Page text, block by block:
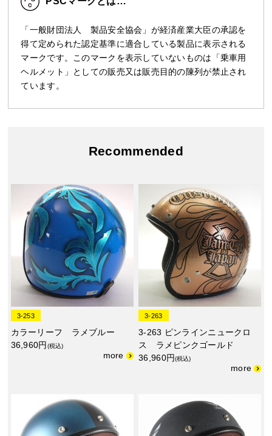
「一般財団法人 製品安全協会」が経済産業大臣の承認を
得て定められた認定基準に適合している製品に表示される
マークです。このマークを表示していないものは「乗車用
ヘルメット」としての販売又は販売目的の陳列が禁止され
ています。
Recommended
3-253
カラーリーフ ラメブルー
36,960円 (税込)
3-263
3-263 ピンラインニュークロ
ス ラメピンクゴールド
36,960円(税込)